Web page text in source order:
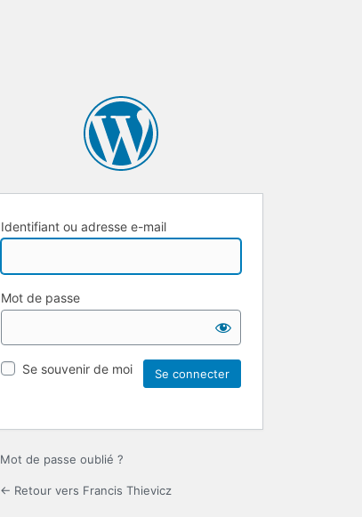
Identifiant ou adresse e-mail
Mot de passe
Se souvenir de moi
Mot de passe oublié ?
← Retour vers Francis Thievicz